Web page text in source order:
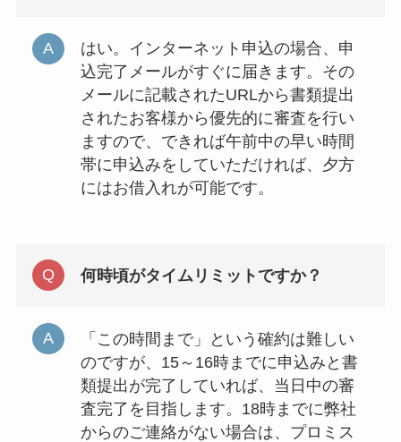
はい。インターネット申込の場合、申
込完了メールがすぐに届きます。その
メールに記載されたURLから書類提出
されたお客様から優先的に審査を行い
ますので、できれば午前中の早い時間
帯に申込みをしていただければ、夕方
にはお借入れが可能です。
何時頃がタイムリミットですか？
「この時間まで」という確約は難しい
のですが、15～16時までに申込みと書
類提出が完了していれば、当日中の審
査完了を目指します。18時までに弊社
からのご連絡がない場合は、プロミス